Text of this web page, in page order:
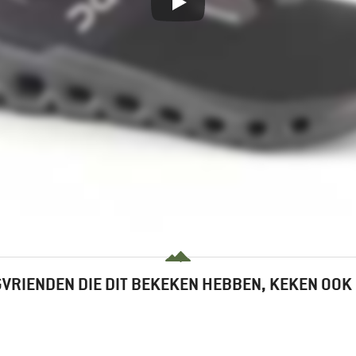
DIE DIT BEKEKEN HEBBEN, KEKEN OOK